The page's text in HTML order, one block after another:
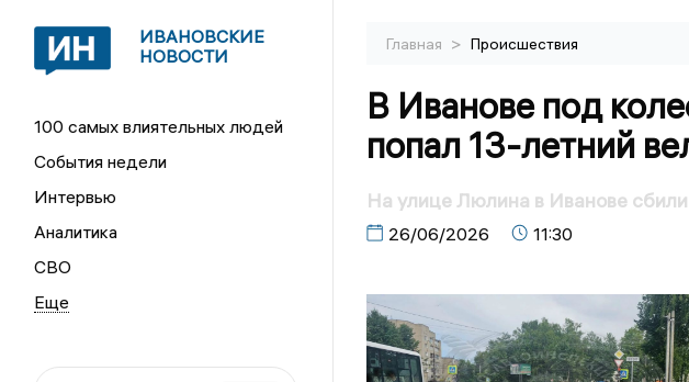
ИВАНОВСКИЕ
НОВОСТИ
100 самых влиятельных людей
События недели
Интервью
Аналитика
СВО
Главная > Происшествия
В Иванове под
попал 13-летний
На улице Люлина в Иванове
26/06/2026 11:30